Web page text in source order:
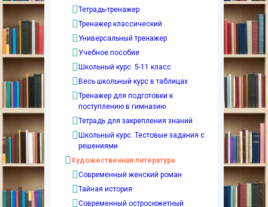
Тетрадь-тренажер
Тренажер классический
Универсальный тренажер
Учебное пособие
Школьный курс. 5-11 класс
Весь школьный курс в таблицах
Тренажер для подготовки к
поступлению в гимназию
Тетрадь для закрепления знаний
Школьный курс. Тестовые задания с
решениями
Художественная литература
Современный женский роман
Тайная история
Современный остросюжетный